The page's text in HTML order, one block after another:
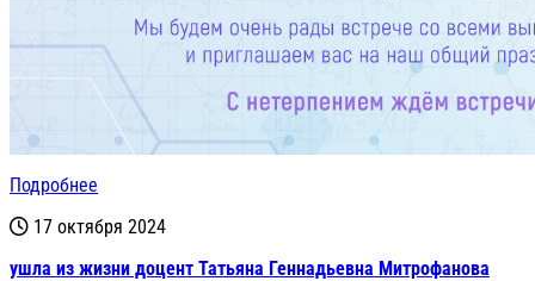
Подробнее
17 октября 2024
ушла из жизни доцент Татьяна Геннадьевна Митрофанова